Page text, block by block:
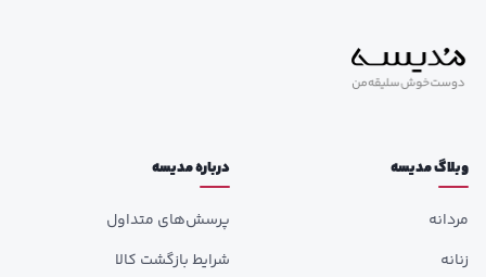
وبلاگ مدیسه
مردانه
زنانه
درباره مدیسه
پرسش‌های متداول
شرایط بازگشت کالا